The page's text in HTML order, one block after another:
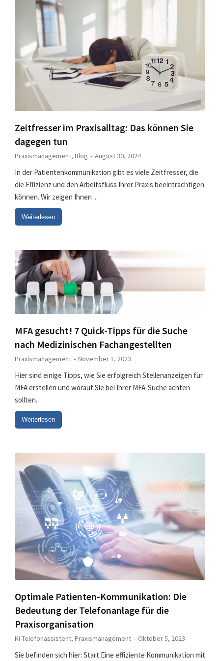
Zeitfresser im Praxisalltag: Das können Sie
dagegen tun
Praxismanagement, Blog August 30, 2024
In der Patientenkommunikation gibt es viele Zeitfresser, die
die Effizienz und den Arbeitsfluss Ihrer Praxis beeinträchtigen
können. Wir zeigen Ihnen…
Weiterlesen
MFA gesucht! 7 Quick-Tipps für die Suche
nach Medizinischen Fachangestellten
Praxismanagement November 1, 2023
Hier sind einige Tipps, wie Sie erfolgreich Stellenanzeigen für
MFA erstellen und worauf Sie bei Ihrer MFA-Suche achten
sollten.
Weiterlesen
Optimale Patienten-Kommunikation: Die
Bedeutung der Telefonanlage für die
Praxisorganisation
KI-Telefonassistent, Praxismanagement Oktober 5, 2023
Sie befinden sich hier: Start Eine effiziente Kommunikation mit